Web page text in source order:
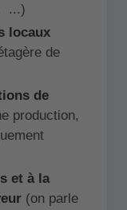
...)
locaux
de
de
production,
et à la
(on parle